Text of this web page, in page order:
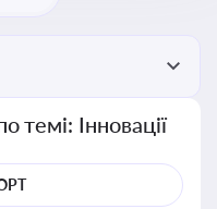
темі: Інновації